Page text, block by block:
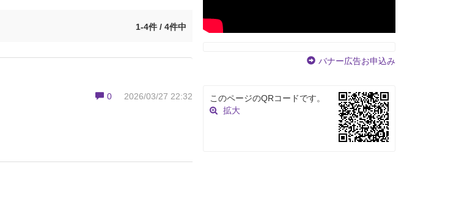
1-4件 / 4件中
0
2026/03/27 22:32
バナー広告お申込み
このページのQRコードです。
拡大